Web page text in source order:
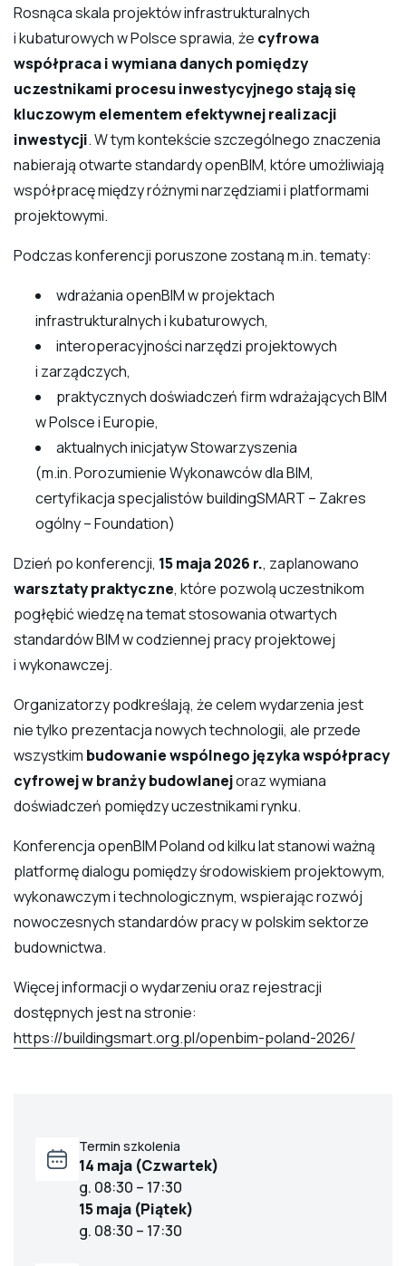
Rosnąca skala projektów infrastrukturalnych
i kubaturowych w Polsce sprawia, że cyfrowa
współpraca i wymiana danych pomiędzy
uczestnikami procesu inwestycyjnego stają się
kluczowym elementem efektywnej realizacji
inwestycji. W tym kontekście szczególnego znaczenia
nabierają otwarte standardy openBIM, które umożliwiają
współpracę między różnymi narzędziami i platformami
projektowymi.
Podczas konferencji poruszone zostaną m.in. tematy:
wdrażania openBIM w projektach
infrastrukturalnych i kubaturowych,
interoperacyjności narzędzi projektowych
i zarządczych,
praktycznych doświadczeń firm wdrażających BIM
w Polsce i Europie,
aktualnych inicjatyw Stowarzyszenia
(m.in. Porozumienie Wykonawców dla BIM,
certyfikacja specjalistów buildingSMART – Zakres
ogólny – Foundation)
Dzień po konferencji, 15 maja 2026 r., zaplanowano
warsztaty praktyczne, które pozwolą uczestnikom
pogłębić wiedzę na temat stosowania otwartych
standardów BIM w codziennej pracy projektowej
i wykonawczej.
Organizatorzy podkreślają, że celem wydarzenia jest
nie tylko prezentacja nowych technologii, ale przede
wszystkim budowanie wspólnego języka współpracy
cyfrowej w branży budowlanejoraz wymiana
doświadczeń pomiędzy uczestnikami rynku.
Konferencja openBIM Poland od kilku lat stanowi ważną
platformę dialogu pomiędzy środowiskiem projektowym,
wykonawczym i technologicznym, wspierając rozwój
nowoczesnych standardów pracy w polskim sektorze
budownictwa.
Więcej informacji o wydarzeniu oraz rejestracji
dostępnych jest na stronie:
https://buildingsmart.org.pl/openbim-poland-2026/
Termin szkolenia
14 maja (Czwartek)
g. 08:30 – 17:30
15 maja (Piątek)
g. 08:30 – 17:30